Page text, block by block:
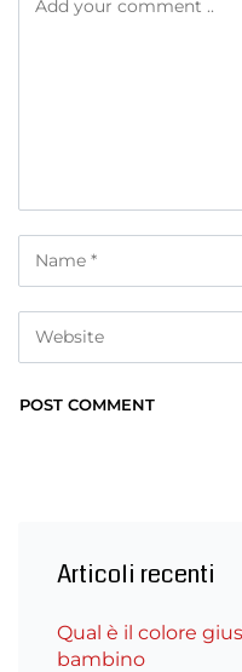
Articoli recenti
Qual è il colore
bambino